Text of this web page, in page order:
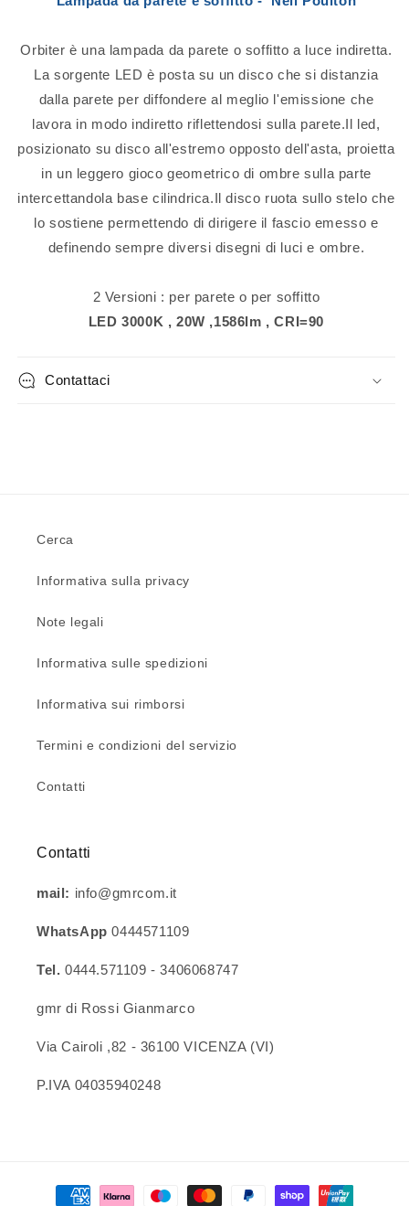
Orbiter è una lampada da parete o soffitto a luce indiretta.
La sorgente LED è posta su un disco che si distanzia
dalla parete per diffondere al meglio l'emissione che
lavora in modo indiretto riflettendosi sulla parete.Il led,
posizionato su disco all'estremo opposto dell'asta, proietta
in un leggero gioco geometrico di ombre sulla parte
intercettandola base cilindrica.Il disco ruota sullo stelo che
lo sostiene permettendo di dirigere il fascio emesso e
definendo sempre diversi disegni di luci e ombre.
2 Versioni : per parete o per soffitto
LED 3000K , 20W ,1586lm , CRI=90
Contattaci
Cerca
Informativa sulla privacy
Note legali
Informativa sulle spedizioni
Informativa sui rimborsi
Termini e condizioni del servizio
Contatti
Contatti
mail: info@gmrcom.it
WhatsApp0444571109
Tel. 0444.571109 - 3406068747
gmr di Rossi Gianmarco
Via Cairoli ,82 - 36100 VICENZA (VI)
P.IVA 04035940248
Metodi